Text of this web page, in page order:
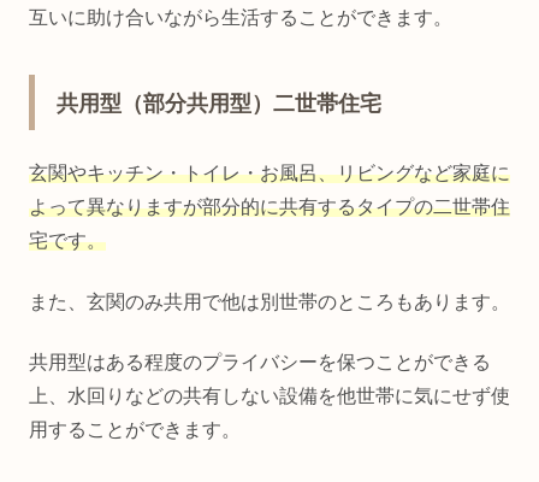
互いに助け合いながら生活することができます。
共用型（部分共用型）二世帯住宅
玄関やキッチン・トイレ・お風呂、リビングなど家庭に
よって異なりますが部分的に共有するタイプの二世帯住
宅です。
また、玄関のみ共用で他は別世帯のところもあります。
共用型はある程度のプライバシーを保つことができる
上、水回りなどの共有しない設備を他世帯に気にせず使
用することができます。